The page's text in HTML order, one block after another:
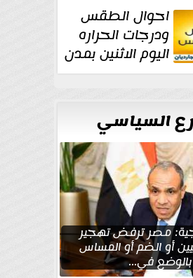
احوال الطقس
ودرجات الحراره
اليوم الاثنين بمدن
مصر...المحسوسة
السياسي
مصر ترفض تهجير
أو الضم أو المساس
بالوضع في...